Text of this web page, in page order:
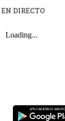
EN DIRECTO